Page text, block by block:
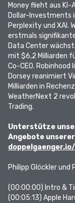
Money flieht aus
Dollar-Investments
Perplexity und XAI.
erstmals
Data Center
mit $6,2 Milliarden
Co-CEO.
Dorsey reanimiert
Milliarden in
WeatherNext 2
Trading.
Unterstütze
Angebote
Philipp Glöckler und
(00:00:00) Intro &
(00:05:13) Apple